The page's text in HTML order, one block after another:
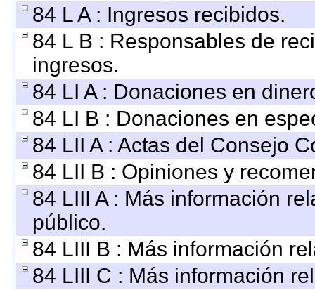
84 L A : Ingresos recibidos.
84 L B : Responsables de
ingresos.
84 LI A : Donaciones en
84 LI B : Donaciones en
84 LII A : Actas del Consejo
84 LII B : Opiniones y
84 LIII A : Más información
público.
84 LIII B : Más información
84 LIII C : Más información